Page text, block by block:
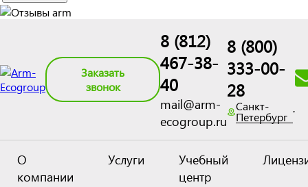
Заказать
звонок
8 (812)
467-38-
40
mail@arm-
ecogroup.ru
8 (800)
333-00-
28
Санкт-
Петербург
О
компании
Услуги
Учебный
центр